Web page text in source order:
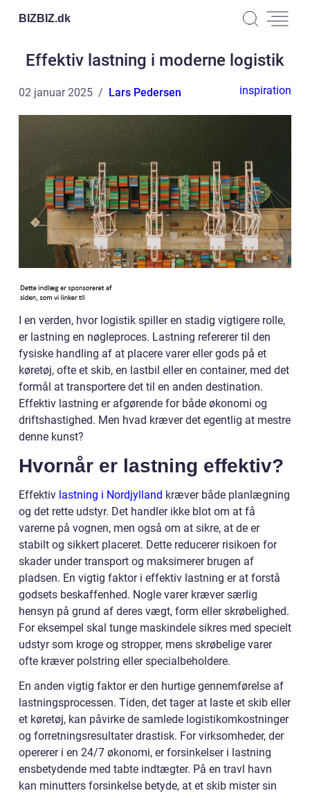
BIZBIZ.dk
Effektiv lastning i moderne logistik
02 januar 2025 Lars Pedersen inspiration
I en verden, hvor logistik spiller en stadig vigtigere rolle,
er lastning en nøgleproces. Lastning refererer til den
fysiske handling af at placere varer eller gods på et
køretøj, ofte et skib, en lastbil eller en container, med det
formål at transportere det til en anden destination.
Effektiv lastning er afgørende for både økonomi og
driftshastighed. Men hvad kræver det egentlig at mestre
denne kunst?
Hvornår er lastning effektiv?
Effektiv lastning i Nordjylland kræver både planlægning
og det rette udstyr. Det handler ikke blot om at få
varerne på vognen, men også om at sikre, at de er
stabilt og sikkert placeret. Dette reducerer risikoen for
skader under transport og maksimerer brugen af
pladsen. En vigtig faktor i effektiv lastning er at forstå
godsets beskaffenhed. Nogle varer kræver særlig
hensyn på grund af deres vægt, form eller skrøbelighed.
For eksempel skal tunge maskindele sikres med specielt
udstyr som kroge og stropper, mens skrøbelige varer
ofte kræver polstring eller specialbeholdere.
En anden vigtig faktor er den hurtige gennemførelse af
lastningsprocessen. Tiden, det tager at laste et skib eller
et køretøj, kan påvirke de samlede logistikomkostninger
og forretningsresultater drastisk. For virksomheder, der
opererer i en 24/7 økonomi, er forsinkelser i lastning
ensbetydende med tabte indtægter. På en travl havn
kan minutters forsinkelse betyde, at et skib mister sin